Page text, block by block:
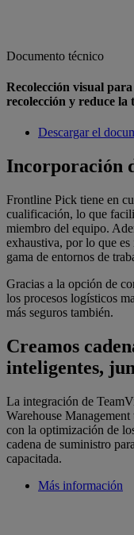
Documento técnico
Recolección visual
recolección y reduce la
Descargar el
Incorporación
Frontline Pick tiene en
cualificación, lo que
miembro del equipo.
exhaustiva, por lo que
gama de entornos de
Gracias a la opción de
los procesos logísticos
más seguros también.
Creamos
inteligentes,
La integración de
Warehouse
con la optimización de
cadena de suministro
capacitada.
Más información